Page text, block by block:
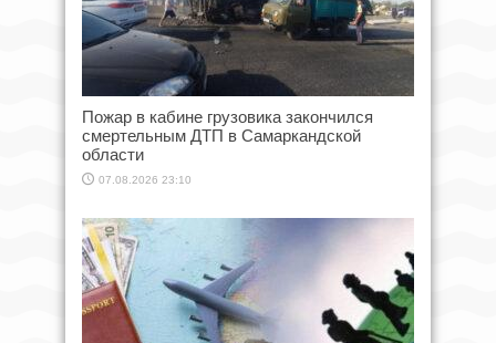
Пожар в кабине грузовика закончился
смертельным ДТП в Самаркандской
области
07.08.2026 23:10